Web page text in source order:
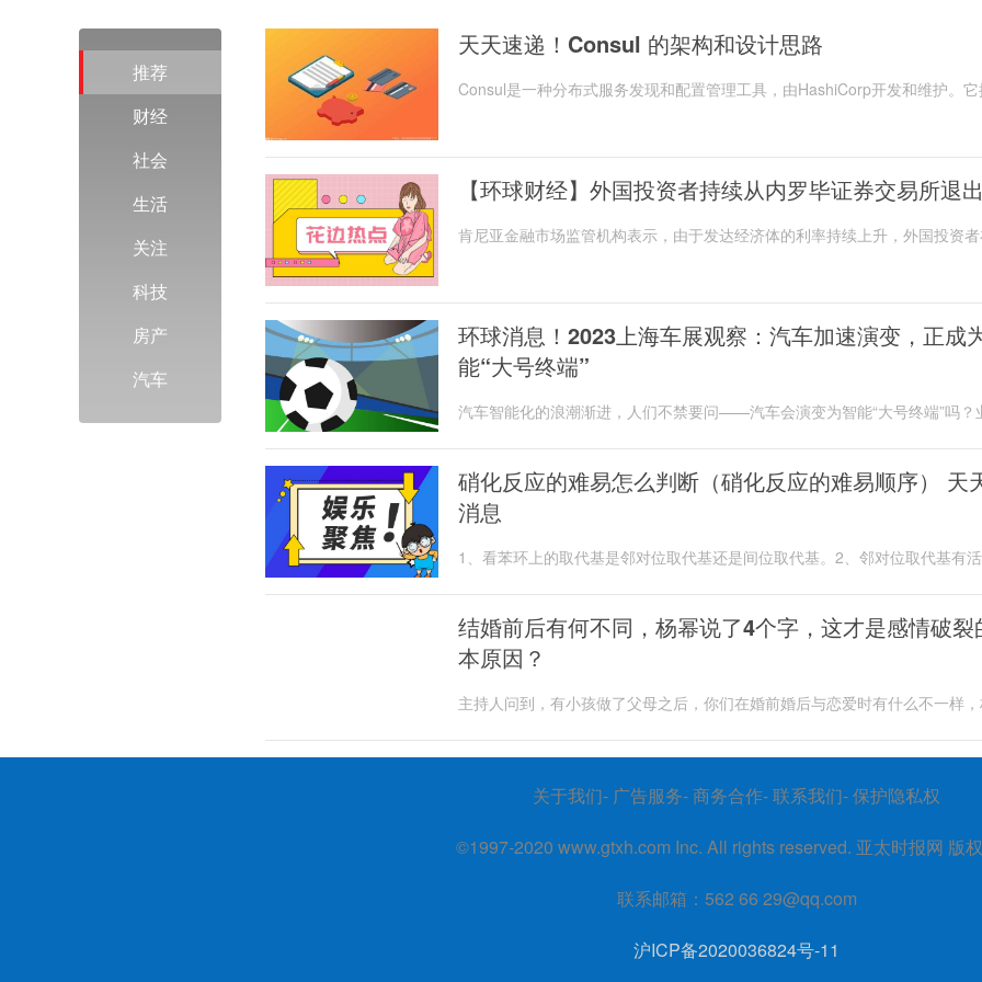
推荐
财经
社会
生活
关注
科技
房产
汽车
天天速递！Consul 的架构和设计思路
Consul是一种分布式服务发现和配置管理工具，由HashiCorp开发和维护。
【环球财经】外国投资者持续从内罗毕证券交易所退出
肯尼亚金融市场监管机构表示，由于发达经济体的利率持续上升，外国投资
环球消息！2023上海车展观察：汽车加速演变，正成
能“大号终端”
汽车智能化的浪潮渐进，人们不禁要问——汽车会演变为智能“大号终端”吗？
硝化反应的难易怎么判断（硝化反应的难易顺序） 天
消息
1、看苯环上的取代基是邻对位取代基还是间位取代基。2、邻对位取代基有
结婚前后有何不同，杨幂说了4个字，这才是感情破裂
本原因？
主持人问到，有小孩做了父母之后，你们在婚前婚后与恋爱时有什么不一样
关于我们- 广告服务- 商务合作- 联系我们- 保护隐私权
©1997-2020 www.gtxh.com Inc. All rights reserved. 亚太时报网 版
联系邮箱：562 66 29@qq.com
沪ICP备2020036824号-11